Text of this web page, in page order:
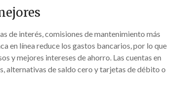
de interés, comisiones de mantenimiento más
en línea reduce los gastos bancarios, por lo que
y mejores intereses de ahorro. Las cuentas en
alternativas de saldo cero y tarjetas de débito o